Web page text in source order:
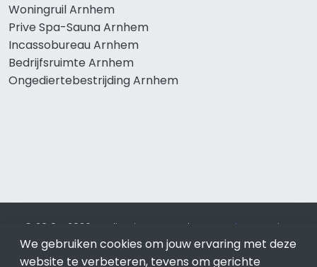
Woningruil Arnhem
Prive Spa-Sauna Arnhem
Incassobureau Arnhem
Bedrijfsruimte Arnhem
Ongediertebestrijding Arnhem
© 2019 - 2026 Realisatie en SEO door SEO-bureau
Lion
Internet. Betaal alleen voor bewezen resultaten?SEO
optimalisatie No Cure No Pay.Arnhemis onderdeel van Lion
We gebruiken cookies om jouw ervaring met deze
website te verbeteren, tevens om gerichte